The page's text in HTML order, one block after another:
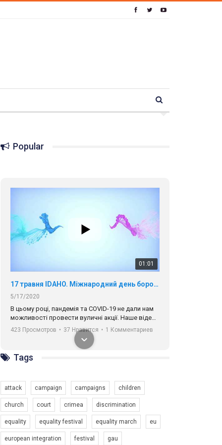
Popular
В цьому році, пандемія та COVІD-19 не дали нам
можливості провести вуличні акції. Наше відео-
звернення про те, що навіть коли ми у різних
містах та не можемо зустрінеться, ми разом. Ми
солідарності, приєднатися до нас. Регіональні
підрозділи ГАУ є в 16 областях України.
Разом наш голос лунає гучніше!
423 Просмотров • 37 Нравится • 1 Комментариев
00:58
Tags
attack campaign campaigns children
church court crimea discrimination
equality equality festival equality march eu
european integration festival gau